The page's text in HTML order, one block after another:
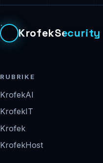
KrofekSecurity
RUBRIKE
KrofekAI
KrofekIT
Krofek
KrofekHost